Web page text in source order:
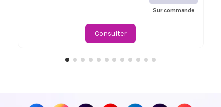
Sur commande
Consulter